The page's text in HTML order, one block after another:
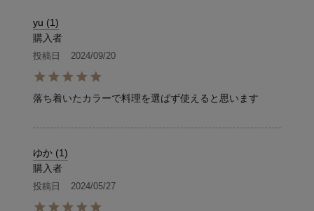
yu 1
購入者
投稿日 2024/09/20
落ち着いたカラーで料理を選ばず使えると思います
ゆか 1
購入者
投稿日 2024/05/27